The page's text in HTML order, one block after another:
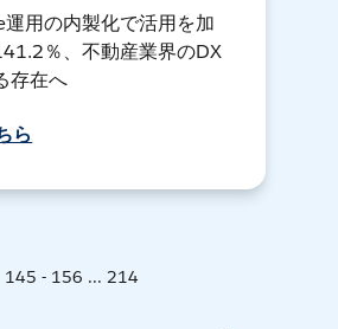
用の内製化で活用を加
％、不動産業界のDX
存在へ
ら
145 - 156 ... 214